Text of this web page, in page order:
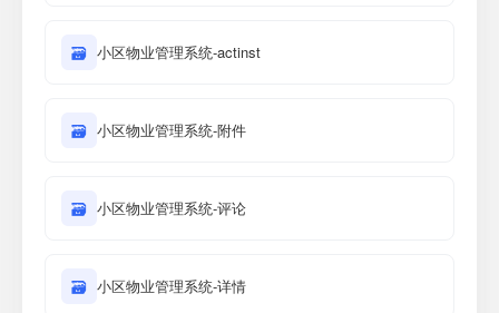
🗃 小区物业管理系统-actinst
🗃 小区物业管理系统-附件
🗃 小区物业管理系统-评论
🗃 小区物业管理系统-详情